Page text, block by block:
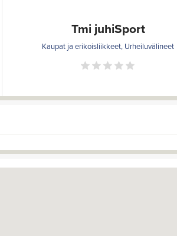
Tmi juhiSport
Kaupat ja erikoisliikkeet, Urheiluvälineet